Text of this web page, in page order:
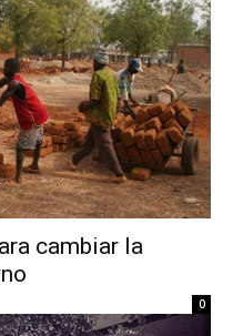
cambiar la
0